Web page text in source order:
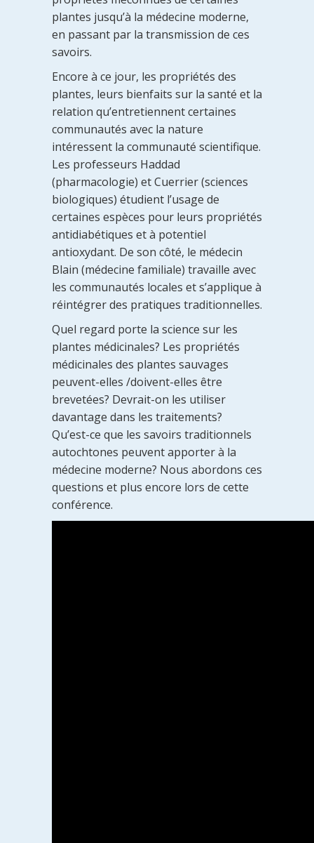
plantes jusqu’à la médecine moderne,
en passant par la transmission de ces
savoirs.
Encore à ce jour, les propriétés des
plantes, leurs bienfaits sur la santé et la
relation qu’entretiennent certaines
communautés avec la nature
intéressent la communauté scientifique.
Les professeurs Haddad
(pharmacologie) et Cuerrier (sciences
biologiques) étudient l’usage de
certaines espèces pour leurs propriétés
antidiabétiques et à potentiel
antioxydant. De son côté, le médecin
Blain (médecine familiale) travaille avec
les communautés locales et s’applique à
réintégrer des pratiques traditionnelles.
Quel regard porte la science sur les
plantes médicinales? Les propriétés
médicinales des plantes sauvages
peuvent-elles /doivent-elles être
brevetées? Devrait-on les utiliser
davantage dans les traitements?
Qu’est-ce que les savoirs traditionnels
autochtones peuvent apporter à la
médecine moderne? Nous abordons ces
questions et plus encore lors de cette
conférence.